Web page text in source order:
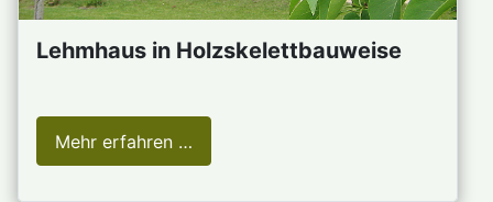
Lehmhaus in Holzskelettbauweise
Mehr erfahren …